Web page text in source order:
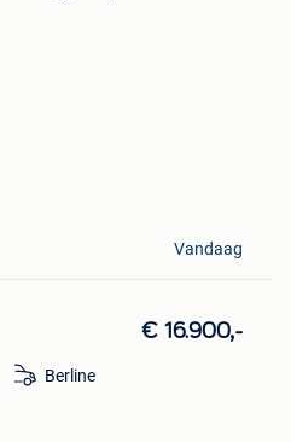
Vandaag
€ 16.900,-
Berline